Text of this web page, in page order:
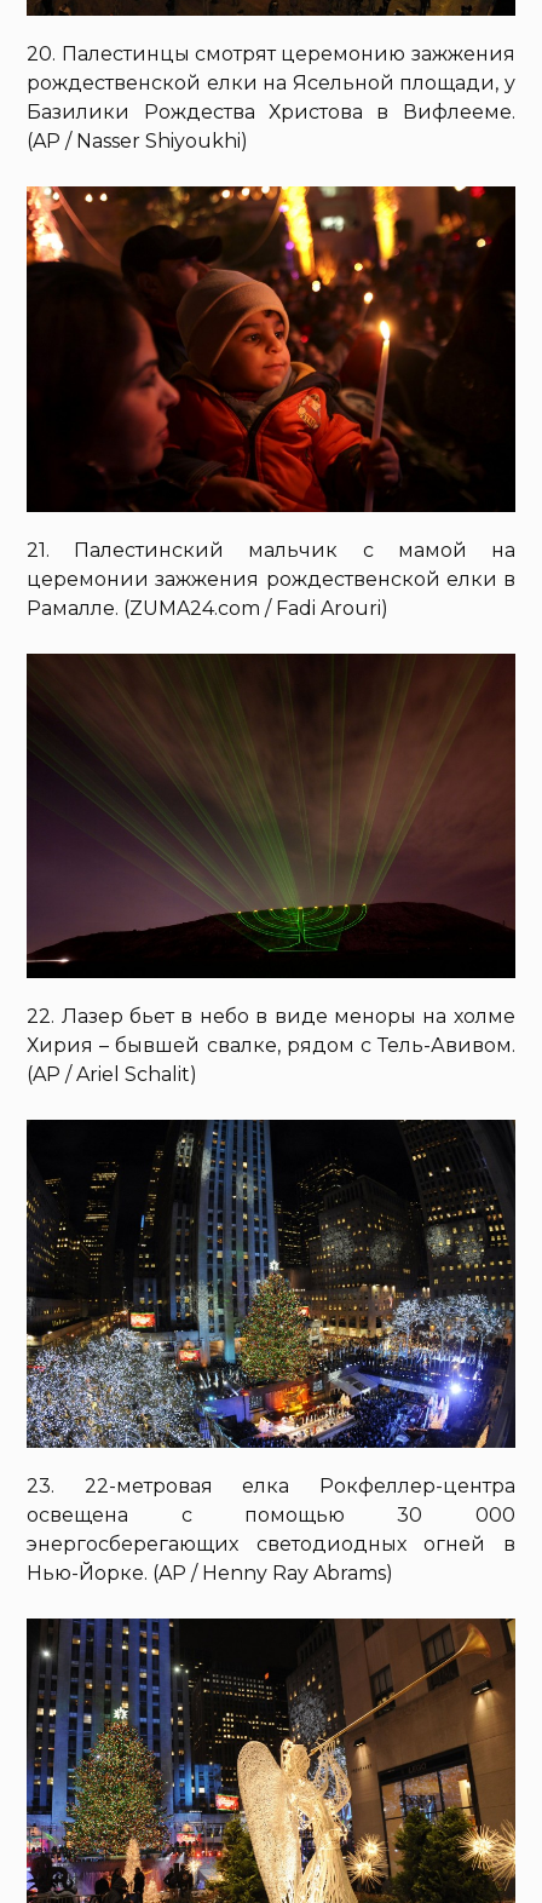
20. Палестинцы смотрят церемонию зажжения
рождественской елки на Ясельной площади, у
Базилики Рождества Христова в Вифлееме.
(AP / Nasser Shiyoukhi)
21. Палестинский мальчик с мамой на
церемонии зажжения рождественской елки в
Рамалле. (ZUMA24.com / Fadi Arouri)
22. Лазер бьет в небо в виде меноры на холме
Хирия – бывшей свалке, рядом с Тель-Авивом.
(AP / Ariel Schalit)
23. 22-метровая елка Рокфеллер-центра
освещена с помощью 30 000
энергосберегающих светодиодных огней в
Нью-Йорке. (AP / Henny Ray Abrams)